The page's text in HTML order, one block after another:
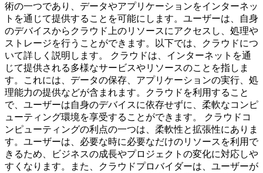
術の一つであり、データやアプリケーションをインターネッ
トを通じて提供することを可能にします。ユーザーは、自身
のデバイスからクラウド上のリソースにアクセスし、処理や
ストレージを行うことができます。以下では、クラウドにつ
いて詳しく説明します。 クラウドは、インターネットを通
じて提供される多様なサービスやリソースのことを指しま
す。これには、データの保存、アプリケーションの実行、処
理能力の提供などが含まれます。クラウドを利用すること
で、ユーザーは自身のデバイスに依存せずに、柔軟なコンピ
ューティング環境を享受することができます。 クラウドコ
ンピューティングの利点の一つは、柔軟性と拡張性にありま
す。ユーザーは、必要な時に必要なだけのリソースを利用で
きるため、ビジネスの成長やプロジェクトの変化に対応しや
すくなります。また、クラウドプロバイダーは、ユーザーが